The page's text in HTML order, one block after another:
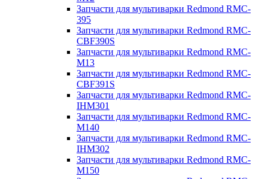
Запчасти для мультиварки Redmond RMC-
395
Запчасти для мультиварки Redmond RMC-
CBF390S
Запчасти для мультиварки Redmond RMC-
M13
Запчасти для мультиварки Redmond RMC-
CBF391S
Запчасти для мультиварки Redmond RMC-
IHM301
Запчасти для мультиварки Redmond RMC-
M140
Запчасти для мультиварки Redmond RMC-
IHM302
Запчасти для мультиварки Redmond RMC-
M150